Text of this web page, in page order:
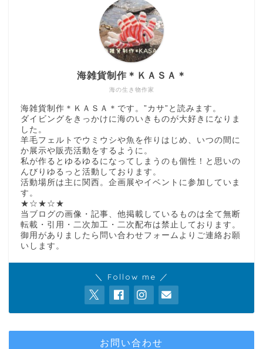
海の生き物作家
海雑貨制作＊ＫＡＳＡ＊
海雑貨制作＊ＫＡＳＡ＊です。”カサ”と読みます。
ダイビングをきっかけに海のいきものが大好きになりま
した。
羊毛フェルトでウミウシや魚を作りはじめ、いつの間に
か展示や販売活動をするように。
私が作るとゆるゆるになってしまうのも個性！と思いの
んびりゆるっと活動しております。
活動場所は主に関西。企画展やイベントに参加していま
す。
★☆★☆★
当ブログの画像・記事、他掲載しているものは全て無断
転載・引用・二次加工・二次配布は禁止しております。
御用がありましたら問い合わせフォームよりご連絡お願
いします。
＼ Follow me ／
お問い合わせ